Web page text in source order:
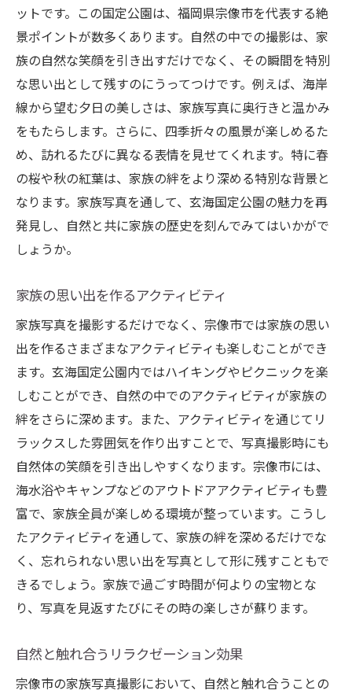
ットです。この国定公園は、福岡県宗像市を代表する絶
景ポイントが数多くあります。自然の中での撮影は、家
族の自然な笑顔を引き出すだけでなく、その瞬間を特別
な思い出として残すのにうってつけです。例えば、海岸
線から望む夕日の美しさは、家族写真に奥行きと温かみ
をもたらします。さらに、四季折々の風景が楽しめるた
め、訪れるたびに異なる表情を見せてくれます。特に春
の桜や秋の紅葉は、家族の絆をより深める特別な背景と
なります。家族写真を通して、玄海国定公園の魅力を再
発見し、自然と共に家族の歴史を刻んでみてはいかがで
しょうか。
家族の思い出を作るアクティビティ
家族写真を撮影するだけでなく、宗像市では家族の思い
出を作るさまざまなアクティビティも楽しむことができ
ます。玄海国定公園内ではハイキングやピクニックを楽
しむことができ、自然の中でのアクティビティが家族の
絆をさらに深めます。また、アクティビティを通じてリ
ラックスした雰囲気を作り出すことで、写真撮影時にも
自然体の笑顔を引き出しやすくなります。宗像市には、
海水浴やキャンプなどのアウトドアアクティビティも豊
富で、家族全員が楽しめる環境が整っています。こうし
たアクティビティを通して、家族の絆を深めるだけでな
く、忘れられない思い出を写真として形に残すこともで
きるでしょう。家族で過ごす時間が何よりの宝物とな
り、写真を見返すたびにその時の楽しさが蘇ります。
自然と触れ合うリラクゼーション効果
宗像市の家族写真撮影において、自然と触れ合うことの